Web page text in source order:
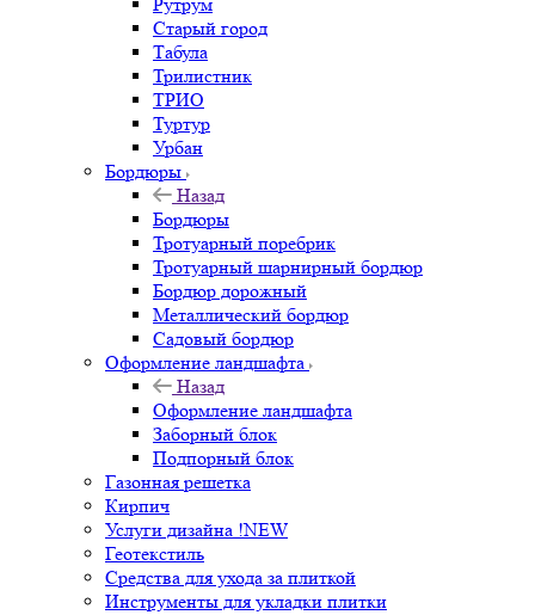
Старый город
Табула
Трилистник
ТРИО
Туртур
Урбан
Бордюры
Назад
Бордюры
Тротуарный поребрик
Тротуарный шарнирный бордюр
Бордюр дорожный
Металлический бордюр
Садовый бордюр
Оформление ландшафта
Назад
Оформление ландшафта
Заборный блок
Подпорный блок
Газонная решетка
Кирпич
Услуги дизайна !NEW
Геотекстиль
Средства для ухода за плиткой
Инструменты для укладки плитки